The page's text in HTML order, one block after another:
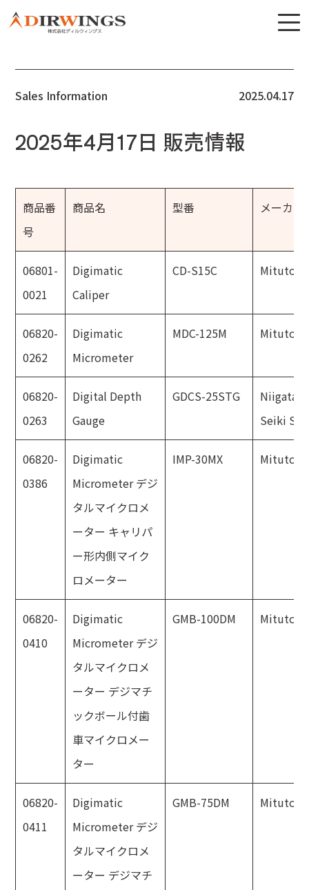
Sales Information 2025.04.17
2025年4月17日 販売情報
商品番
号
商品名 型番 メーカー
06801-
0021
Digimatic
Caliper
CD-S15C Mitutoyo
06820-
0262
Digimatic
Micrometer
MDC-125M Mitutoyo
06820-
0263
Digital Depth
Gauge
GDCS-25STG
Niigata
Seiki SK
06820-
0386
Digimatic
Micrometer デジ
タルマイクロメ
ーター キャリパ
ー形内側マイク
ロメーター
IMP-30MX Mitutoyo
06820-
0410
Digimatic
Micrometer デジ
タルマイクロメ
ーター デジマチ
ックボール付歯
車マイクロメー
ター
GMB-100DM Mitutoyo
06820-
0411
Digimatic
Micrometer デジ
タルマイクロメ
ーター デジマチ
GMB-75DM Mitutoyo